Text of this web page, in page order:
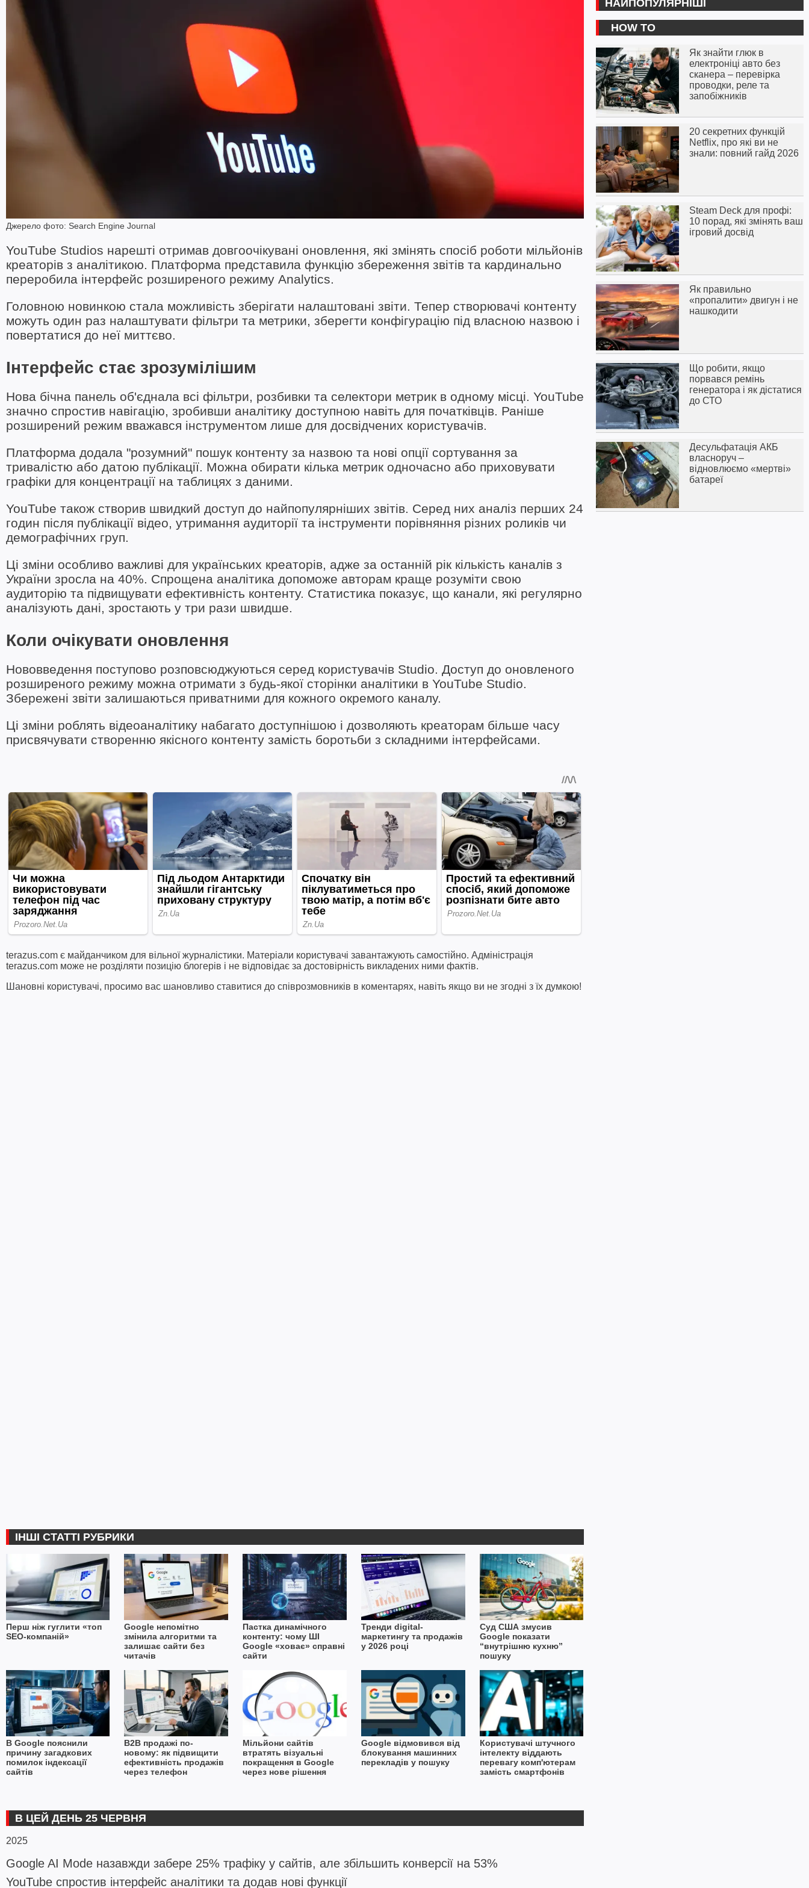
Джерело фото: Search Engine Journal
YouTube Studios нарешті отримав довгоочікувані оновлення, які змінять спосіб роботи мільйонів
креаторів з аналітикою. Платформа представила функцію збереження звітів та кардинально
переробила інтерфейс розширеного режиму Analytics.
Головною новинкою стала можливість зберігати налаштовані звіти. Тепер створювачі контенту
можуть один раз налаштувати фільтри та метрики, зберегти конфігурацію під власною назвою і
повертатися до неї миттєво.
Інтерфейс стає зрозумілішим
Нова бічна панель об'єднала всі фільтри, розбивки та селектори метрик в одному місці. YouTube
значно спростив навігацію, зробивши аналітику доступною навіть для початківців. Раніше
розширений режим вважався інструментом лише для досвідчених користувачів.
Платформа додала "розумний" пошук контенту за назвою та нові опції сортування за
тривалістю або датою публікації. Можна обирати кілька метрик одночасно або приховувати
графіки для концентрації на таблицях з даними.
YouTube також створив швидкий доступ до найпопулярніших звітів. Серед них аналіз перших 24
годин після публікації відео, утримання аудиторії та інструменти порівняння різних роликів чи
демографічних груп.
Ці зміни особливо важливі для українських креаторів, адже за останній рік кількість каналів з
України зросла на 40%. Спрощена аналітика допоможе авторам краще розуміти свою
аудиторію та підвищувати ефективність контенту. Статистика показує, що канали, які регулярно
аналізують дані, зростають у три рази швидше.
Коли очікувати оновлення
Нововведення поступово розповсюджуються серед користувачів Studio. Доступ до оновленого
розширеного режиму можна отримати з будь-якої сторінки аналітики в YouTube Studio.
Збережені звіти залишаються приватними для кожного окремого каналу.
Ці зміни роблять відеоаналітику набагато доступнішою і дозволяють креаторам більше часу
присвячувати створенню якісного контенту замість боротьби з складними інтерфейсами.
terazus.com є майданчиком для вільної журналістики. Матеріали користувачі завантажують самостійно. Адміністрація
terazus.com може не розділяти позицію блогерів і не відповідає за достовірність викладених ними фактів.
Шановні користувачі, просимо вас шановливо ставитися до співрозмовників в коментарях, навіть якщо ви не згодні з їх думкою!
ІНШІ СТАТТІ РУБРИКИ
Перш ніж гуглити «топ
SEO-компаній»
Google непомітно
змінила алгоритми та
залишає сайти без
читачів
Пастка динамічного
контенту: чому ШІ
Google «ховає» справні
сайти
Тренди digital-
маркетингу та продажів
у 2026 році
Суд США змусив
Google показати
“внутрішню кухню”
пошуку
В Google пояснили
причину загадкових
помилок індексації
сайтів
B2B продажі по-
новому: як підвищити
ефективність продажів
через телефон
Мільйони сайтів
втратять візуальні
покращення в Google
через нове рішення
Google відмовився від
блокування машинних
перекладів у пошуку
Користувачі штучного
інтелекту віддають
перевагу комп'ютерам
замість смартфонів
В ЦЕЙ ДЕНЬ 25 ЧЕРВНЯ
2025
Google AI Mode назавжди забере 25% трафіку у сайтів, але збільшить конверсії на 53%
YouTube спростив інтерфейс аналітики та додав нові функції
НАЙПОПУЛЯРНІШІ
HOW TO
Як знайти глюк в
електроніці авто без
сканера – перевірка
проводки, реле та
запобіжників
20 секретних функцій
Netflix, про які ви не
знали: повний гайд 2026
Steam Deck для профі:
10 порад, які змінять ваш
ігровий досвід
Як правильно
«пропалити» двигун і не
нашкодити
Що робити, якщо
порвався ремінь
генератора і як дістатися
до СТО
Десульфатація АКБ
власноруч –
відновлюємо «мертві»
батареї